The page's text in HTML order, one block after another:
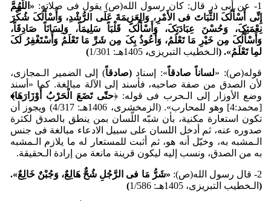
1- عن أبی ذر قال: کان رسول الله(ص) یقول فی صلاته:
«اللَّهُمَّ
إِنِّی أَسأَلُکَ الثَّبَاتَ فی الأَمرِ، وَالعَزِیمَةَ عَلَی الرُّشدِ، وَأَسأَلُکَ شُکرَ
نِعمَتِکَ، وَحُسنَ عِبَادَتِکَ، وَأَسْأَلُکَ قَلبَاً سَلِیمَاً، ‌وَلِسَانَاً صَادِقَاً،
وَأَسْأَلُکَ مِن خَیرِ مَا تَعلَمُ، وَأَعُوذُ بِکَ مِن شَرِّ مَا تَعلَمُ وَأَستَغفِرُ لَکَ
لمِا تَعلَمُ». ( الـخطیب التبریزی، )
قوله(ص): «لساناً صادقاً»: إسناد(صادقاً) إلی الضمیر الـمجازی،
لأن الصدق من صفة صاحبه، فأسند إلی الآلة مبالغة. کما «أسند
وضع الأوزار إلی الـحرب فی قوله: ﴿حتّی تَضَعَ الْحَرْبُ أَوْزَارَهَا﴾
[محمد:4] وهو للمحارب». (الزمخشری، 1406هـ: 4/317) ویجوز أن
تکون استعارة مکنیة، بأن شبّه اللّسان بمن ینطق بالصدق لکثرة
صدوره عنه، ثم أدخل اللسان علی سبیل الادعاء مبالغة فی جنس
الـمشبه به، وخیّل أنه هو، ثم أثبت للمستعار له ما یلازم الـمشبه
به من الصدق، ونسب إلیه لیکون قرینة مانعة من إرادة الـحقیقة.
2- قال رسول الله(ص): «شَرُّ مَا فی الرَّجُلِ شُحٌّ هَالِعٌ، وَجُبنٌ خَالِعٌ».
( الـخطیب التبریزی، 1405هـ: 1/586 )